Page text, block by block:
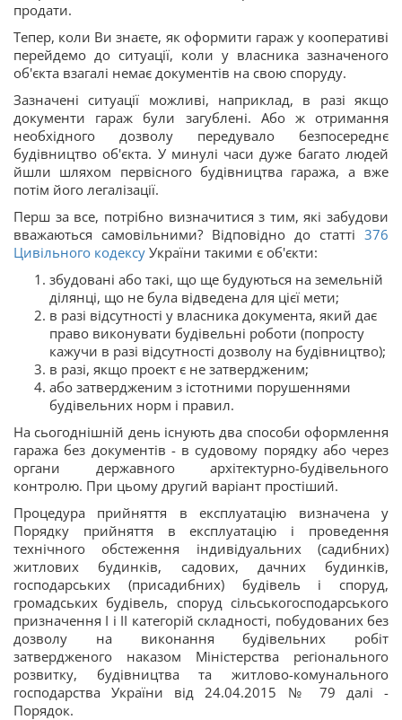
продати.
Тепер, коли Ви знаєте, як оформити гараж у кооперативі
перейдемо до ситуації, коли у власника зазначеного
об'єкта взагалі немає документів на свою споруду.
Зазначені ситуації можливі, наприклад, в разі якщо
документи гараж були загублені. Або ж отримання
необхідного дозволу передувало безпосереднє
будівництво об'єкта. У минулі часи дуже багато людей
йшли шляхом первісного будівництва гаража, а вже
потім його легалізації.
Перш за все, потрібно визначитися з тим, які забудови
вважаються самовільними? Відповідно до статті 376
Цивільного кодексу України такими є об'єкти:
збудовані або такі, що ще будуються на земельній
ділянці, що не була відведена для цієї мети;
в разі відсутності у власника документа, який дає
право виконувати будівельні роботи (попросту
кажучи в разі відсутності дозволу на будівництво);
в разі, якщо проект є не затвердженим;
або затвердженим з істотними порушеннями
будівельних норм і правил.
На сьогоднішній день існують два способи оформлення
гаража без документів - в судовому порядку або через
органи державного архітектурно-будівельного
контролю. При цьому другий варіант простіший.
Процедура прийняття в експлуатацію визначена у
Порядку прийняття в експлуатацію і проведення
технічного обстеження індивідуальних (садибних)
житлових будинків, садових, дачних будинків,
господарських (присадибних) будівель і споруд,
громадських будівель, споруд сільськогосподарського
призначення I і II категорій складності, побудованих без
дозволу на виконання будівельних робіт
затвердженого наказом Міністерства регіонального
розвитку, будівництва та житлово-комунального
господарства України від 24.04.2015 № 79 далі -
Порядок.